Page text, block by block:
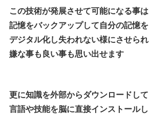
この技術が発展させて可能になる事は
記憶をバックアップして自分の記憶を
デジタル化し失われない様にさせられ
嫌な事も良い事も思い出せます
更に知識を外部からダウンロードして
言語や技能を脳に直接インストールし